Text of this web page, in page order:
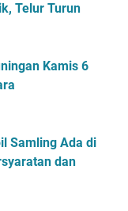
Telur Turun
Kamis 6
Samling Ada di
dan